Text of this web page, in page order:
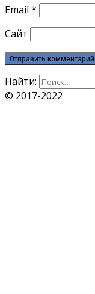
Email *
Сайт
Найти:
© 2017-2022